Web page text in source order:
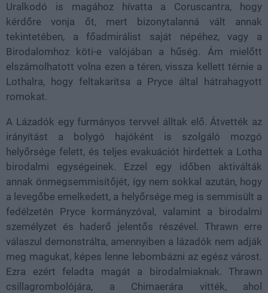
Uralkodó is magához hívatta a Coruscantra, hogy
kérdőre vonja őt, mert bizonytalanná vált annak
tekintetében, a főadmirálist saját népéhez, vagy a
Birodalomhoz köti-e valójában a hűség. Ám mielőtt
elszámolhatott volna ezen a téren, vissza kellett térnie a
Lothalra, hogy feltakarítsa a Pryce által hátrahagyott
romokat.
A Lázadók egy furmányos tervvel álltak elő. Átvették az
irányítást a bolygó hajóként is szolgáló mozgó
helyőrsége felett, és teljes evakuációt hirdettek a Lotha
birodalmi egységeinek. Ezzel egy időben aktiválták
annak önmegsemmisítőjét, így nem sokkal azután, hogy
a levegőbe emelkedett, a helyőrsége meg is semmisült a
fedélzetén Pryce kormányzóval, valamint a birodalmi
személyzet és haderő jelentős részével. Thrawn erre
válaszul demonstrálta, amennyiben a lázadók nem adják
meg magukat, képes lenne lebombázni az egész várost.
Ezra ezért feladta magát a birodalmiaknak. Thrawn
csillagrombolójára, a Chimaerára vitték, ahol